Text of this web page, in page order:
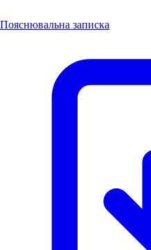
Пояснювальна записка